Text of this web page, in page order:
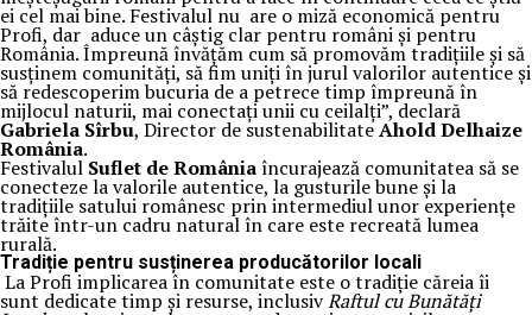
ei cel mai bine. Festivalul nu are o miză economică pentru
Profi, dar aduce un câștig clar pentru români și pentru
România. Împreună învățăm cum să promovăm tradițiile și să
susținem comunități, să fim uniți în jurul valorilor autentice și
să redescoperim bucuria de a petrece timp împreună în
mijlocul naturii, mai conectați unii cu ceilalți”, declară
Gabriela Sîrbu, Director de sustenabilitateAhold Delhaize
România.
Festivalul Suflet de Româniaîncurajează comunitatea să se
conecteze la valorile autentice, la gusturile bune și la
tradițiile satului românesc prin intermediul unor experiențe
trăite într-un cadru natural în care este recreată lumea
rurală.
Tradiție pentru susținerea producătorilor locali
La Profi implicarea în comunitate este o tradiție căreia îi
sunt dedicate timp și resurse, inclusivRaftul cu Bunătăți